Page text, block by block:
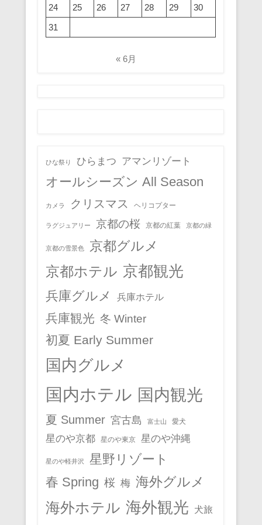
24
25 26 27 28 29
30
31
« 6月
ひな祭り ひらまつ アマンリゾート
オールシーズン All Season
カメラ クリスマス ヘリコプター
ラグジュアリー 京都の桜 京都の紅葉 京都の緑
京都の雪景色 京都グルメ
京都ホテル 京都観光
兵庫グルメ 兵庫ホテル
兵庫観光 冬 Winter
初夏 Early Summer
国内グルメ
国内ホテル 国内観光
夏 Summer 宮古島 富士山 愛犬
星のや京都 星のや東京 星のや沖縄
星のや軽井沢
星野リゾート
春 Spring 桜 梅 海外グルメ
海外ホテル 海外観光 犬旅